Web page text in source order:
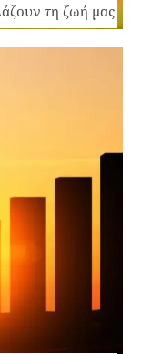
τη ζωή μας